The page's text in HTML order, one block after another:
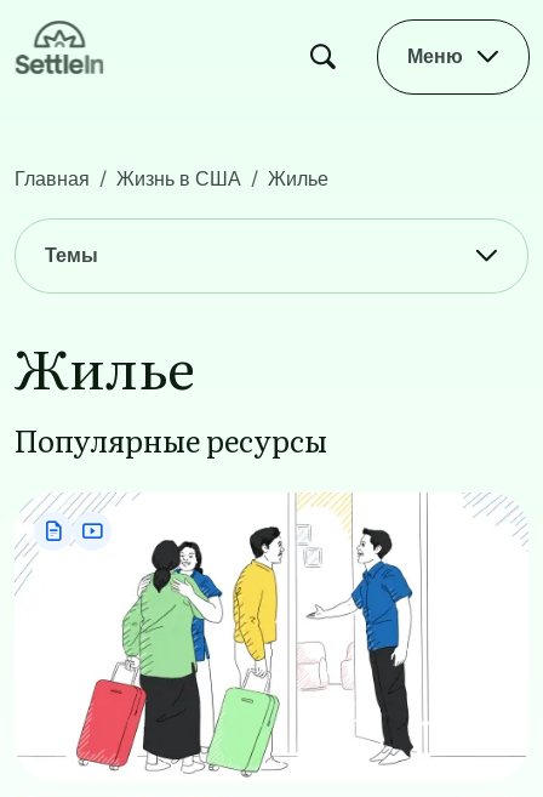
Skip to main content
Меню
Главная Жизнь в США Жилье
Main navigation
Темы
Жилье
Популярные ресурсы
Image